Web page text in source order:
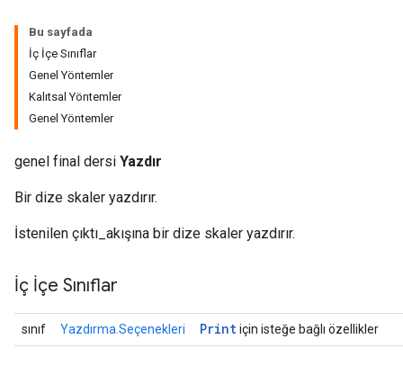
Bu sayfada
İç İçe Sınıflar
Genel Yöntemler
Kalıtsal Yöntemler
Genel Yöntemler
genel final dersi Yazdır
Bir dize skaler yazdırır.
İstenilen çıktı_akışına bir dize skaler yazdırır.
İç İçe Sınıflar
sınıf Yazdırma.Seçenekleri Printiçin isteğe bağlı özellikler